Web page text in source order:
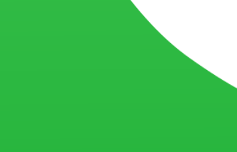
rapide en moins d'1 heure.